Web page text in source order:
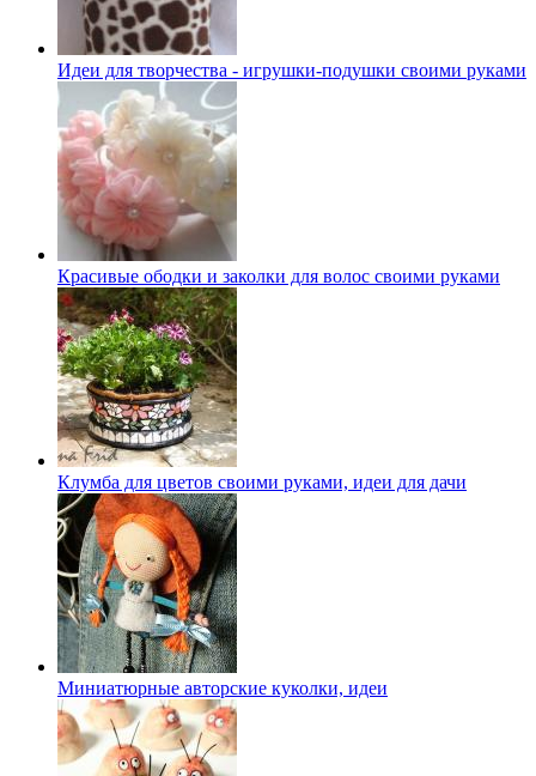
Идеи для творчества - игрушки-подушки своими руками
Красивые ободки и заколки для волос своими руками
Клумба для цветов своими руками, идеи для дачи
Миниатюрные авторские куколки, идеи